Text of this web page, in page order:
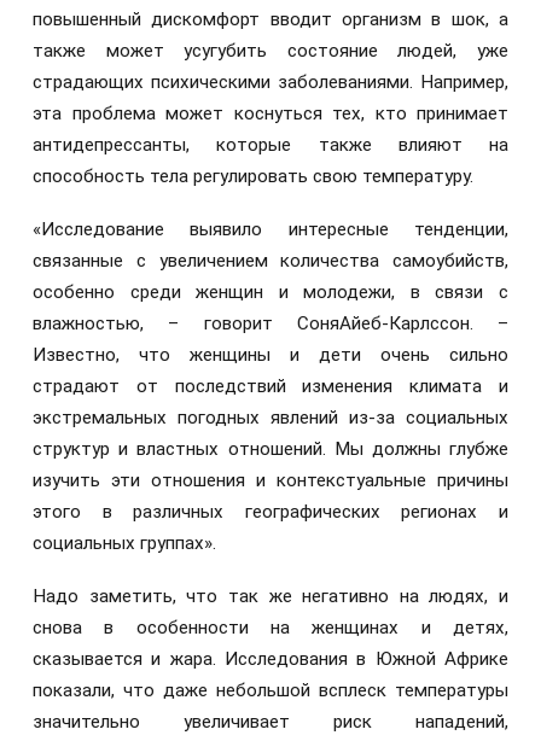
повышенный дискомфорт вводит организм в шок, а
также может усугубить состояние людей, уже
страдающих психическими заболеваниями. Например,
эта проблема может коснуться тех, кто принимает
антидепрессанты, которые также влияют на
способность тела регулировать свою температуру.
«Исследование выявило интересные тенденции,
связанные с увеличением количества самоубийств,
особенно среди женщин и молодежи, в связи с
влажностью, – говорит СоняАйеб-Карлссон. –
Известно, что женщины и дети очень сильно
страдают от последствий изменения климата и
экстремальных погодных явлений из-за социальных
структур и властных отношений. Мы должны глубже
изучить эти отношения и контекстуальные причины
этого в различных географических регионах и
социальных группах».
Надо заметить, что так же негативно на людях, и
снова в особенности на женщинах и детях,
сказывается и жара. Исследования в Южной Африке
показали, что даже небольшой всплеск температуры
значительно увеличивает риск нападений,